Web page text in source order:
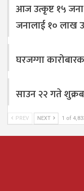
आज उत्कृष्ट १५
जनालाई १० लाख
घरजग्गा
साउन २२ गते
PREV NEXT 1 of